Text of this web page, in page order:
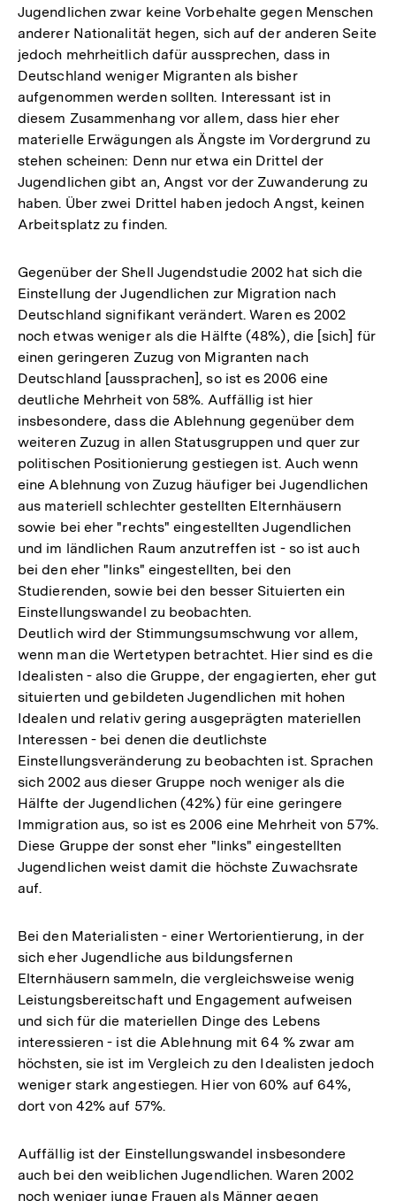
Jugendlichen zwar keine Vorbehalte gegen Menschen
anderer Nationalität hegen, sich auf der anderen Seite
jedoch mehrheitlich dafür aussprechen, dass in
Deutschland weniger Migranten als bisher
aufgenommen werden sollten. Interessant ist in
diesem Zusammenhang vor allem, dass hier eher
materielle Erwägungen als Ängste im Vordergrund zu
stehen scheinen: Denn nur etwa ein Drittel der
Jugendlichen gibt an, Angst vor der Zuwanderung zu
haben. Über zwei Drittel haben jedoch Angst, keinen
Arbeitsplatz zu finden.
Gegenüber der Shell Jugendstudie 2002 hat sich die
Einstellung der Jugendlichen zur Migration nach
Deutschland signifikant verändert. Waren es 2002
noch etwas weniger als die Hälfte (48%), die [sich] für
einen geringeren Zuzug von Migranten nach
Deutschland [aussprachen], so ist es 2006 eine
deutliche Mehrheit von 58%. Auffällig ist hier
insbesondere, dass die Ablehnung gegenüber dem
weiteren Zuzug in allen Statusgruppen und quer zur
politischen Positionierung gestiegen ist. Auch wenn
eine Ablehnung von Zuzug häufiger bei Jugendlichen
aus materiell schlechter gestellten Elternhäusern
sowie bei eher "rechts" eingestellten Jugendlichen
und im ländlichen Raum anzutreffen ist - so ist auch
bei den eher "links" eingestellten, bei den
Studierenden, sowie bei den besser Situierten ein
Einstellungswandel zu beobachten.
Deutlich wird der Stimmungsumschwung vor allem,
wenn man die Wertetypen betrachtet. Hier sind es die
Idealisten - also die Gruppe, der engagierten, eher gut
situierten und gebildeten Jugendlichen mit hohen
Idealen und relativ gering ausgeprägten materiellen
Interessen - bei denen die deutlichste
Einstellungsveränderung zu beobachten ist. Sprachen
sich 2002 aus dieser Gruppe noch weniger als die
Hälfte der Jugendlichen (42%) für eine geringere
Immigration aus, so ist es 2006 eine Mehrheit von 57%.
Diese Gruppe der sonst eher "links" eingestellten
Jugendlichen weist damit die höchste Zuwachsrate
auf.
Bei den Materialisten - einer Wertorientierung, in der
sich eher Jugendliche aus bildungsfernen
Elternhäusern sammeln, die vergleichsweise wenig
Leistungsbereitschaft und Engagement aufweisen
und sich für die materiellen Dinge des Lebens
interessieren - ist die Ablehnung mit 64 % zwar am
höchsten, sie ist im Vergleich zu den Idealisten jedoch
weniger stark angestiegen. Hier von 60% auf 64%,
dort von 42% auf 57%.
Auffällig ist der Einstellungswandel insbesondere
auch bei den weiblichen Jugendlichen. Waren 2002
noch weniger junge Frauen als Männer gegen